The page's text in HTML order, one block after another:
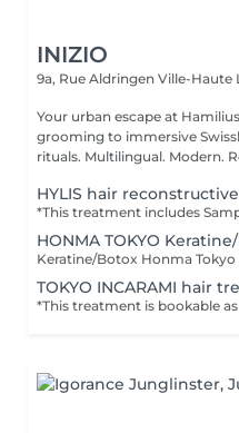
INIZIO
9a, Rue Aldringen Ville-Haute
Your urban escape at
grooming to immersive
rituals. Multilingual. Modern.
HYLIS hair
HONMA TOKYO
TOKYO INCARAMI hair